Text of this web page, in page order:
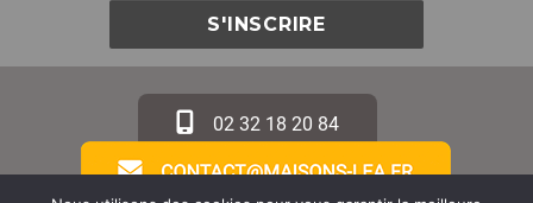
02 32 18 20 84